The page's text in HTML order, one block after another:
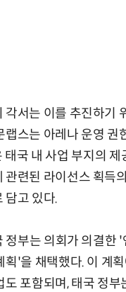
각서는 이를 추진하기
랩스는 아레나 운영 권
태국 내 사업 부지의 제
관련된 라이선스 획득
담고 있다.
정부는 의회가 의결한
획'을 채택했다. 이 계
도 포함되며, 태국 정부